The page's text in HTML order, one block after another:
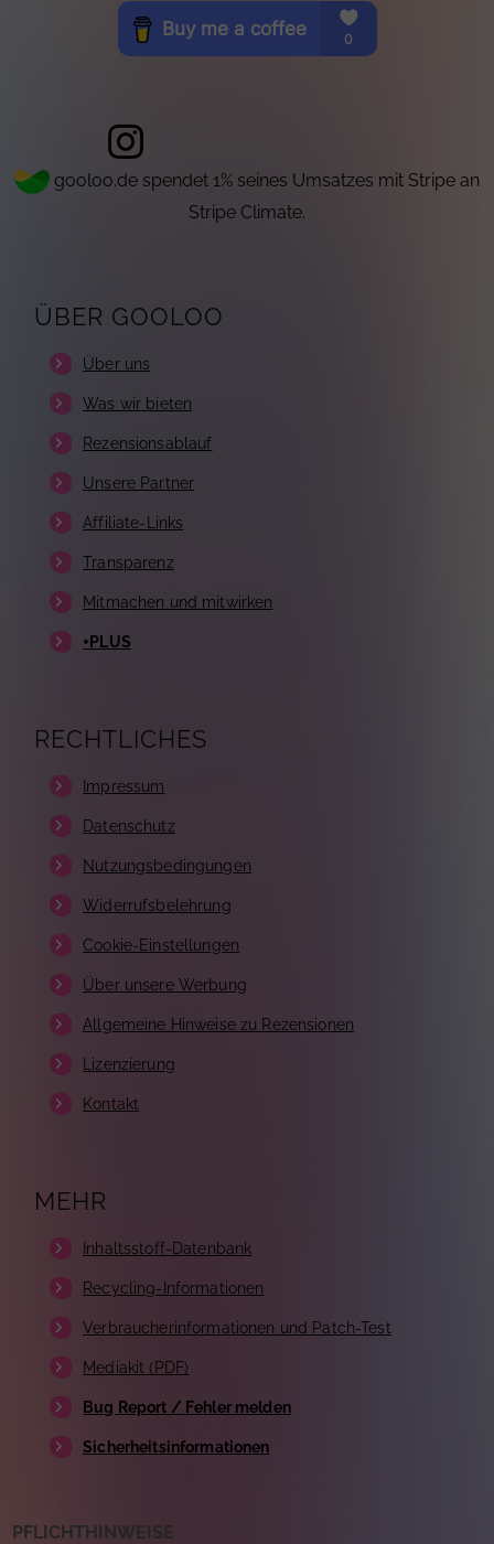
gooloo.de spendet 1% seines Umsatzes mit Stripe an
Stripe Climate.
ÜBER GOOLOO
Über uns
Was wir bieten
Rezensionsablauf
Unsere Partner
Affiliate-Links
Transparenz
Mitmachen und mitwirken
+PLUS
RECHTLICHES
Impressum
Datenschutz
Nutzungsbedingungen
Widerrufsbelehrung
Cookie-Einstellungen
Über unsere Werbung
Allgemeine Hinweise zu Rezensionen
Lizenzierung
Kontakt
MEHR
Inhaltsstoff-Datenbank
Recycling-Informationen
Verbraucherinformationen und Patch-Test
Mediakit (PDF)
Bug Report / Fehler melden
Sicherheitsinformationen
PFLICHTHINWEISE